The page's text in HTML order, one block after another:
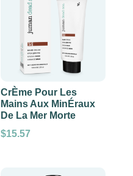
CrÈme Pour Les
Mains Aux MinÉraux
De La Mer Morte
$15.57